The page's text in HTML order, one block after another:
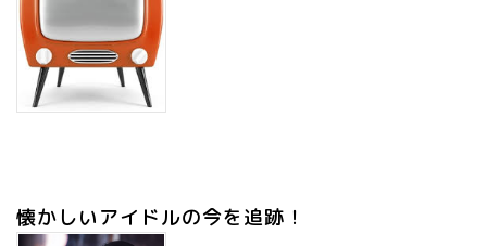
懐かしいアイドルの今を追跡！